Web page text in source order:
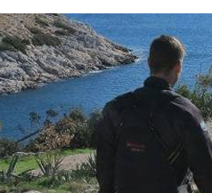
Forum ist auf
wie gewohnt